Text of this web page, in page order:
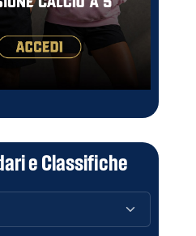
e Classifiche